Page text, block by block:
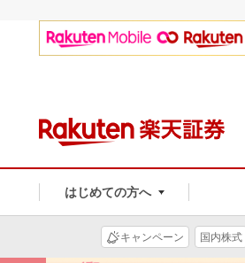
はじめての方へ
キャンペーン 国内株式